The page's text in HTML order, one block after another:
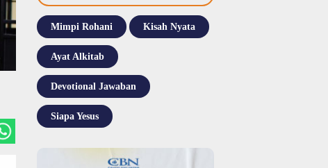
Mimpi Rohani Kisah Nyata
Ayat Alkitab
Devotional Jawaban
Siapa Yesus